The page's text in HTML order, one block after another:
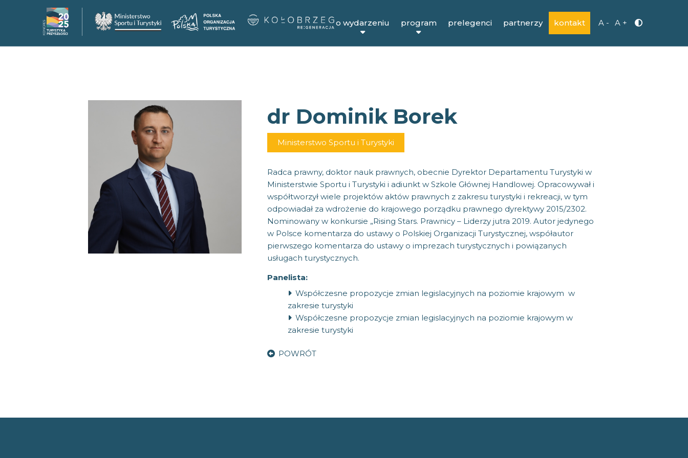
A - A +
o wydarzeniu program prelegenci partnerzy kontakt
dr Dominik Borek
Ministerstwo Sportu i Turystyki
Radca prawny, doktor nauk prawnych, obecnie Dyrektor Departamentu Turystyki w
Ministerstwie Sportu i Turystyki i adiunkt w Szkole Głównej Handlowej. Opracowywał i
współtworzył wiele projektów aktów prawnych z zakresu turystyki i rekreacji, w tym
odpowiadał za wdrożenie do krajowego porządku prawnego dyrektywy 2015/2302.
Nominowany w konkursie „Rising Stars. Prawnicy – Liderzy jutra 2019. Autor jedynego
w Polsce komentarza do ustawy o Polskiej Organizacji Turystycznej, współautor
pierwszego komentarza do ustawy o imprezach turystycznych i powiązanych
usługach turystycznych.
Panelista:
Współczesne propozycje zmian legislacyjnych na poziomie krajowym w
zakresie turystyki
Współczesne propozycje zmian legislacyjnych na poziomie krajowym w
zakresie turystyki
POWRÓT